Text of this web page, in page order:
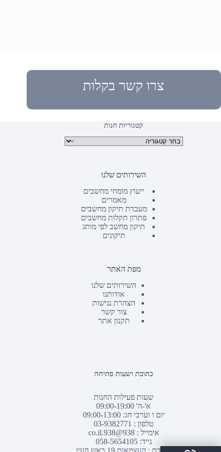
צרו קשר בקלות
קטגוריות חנות
קטגוריות מוצרים
השירותים שלנו
ייעוץ מומחי מחשבים
מאמרים
מעבדת תיקון מחשבים
פתרון תקלות מחשבים
תיקון מחשב לפי מותג
תיקונים
מפת האתר
השירותים שלנו
אודותנו
הצהרת נגישות
צור קשר
תקנון אתר
כתובת ושעות פתיחה
שעות פעילות החנות
א'-ה' 09:00-19:00
יום ו וערבי חג: 09:00-13:00
טלפון : 03-9382771
אימייל :938@938.co.il
נייד: 058-5654105
כתובת : העצמאות 19 ראש העין